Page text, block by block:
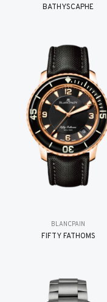
BATHYSCAPHE
BLANCPAIN
FIFTY FATHOMS